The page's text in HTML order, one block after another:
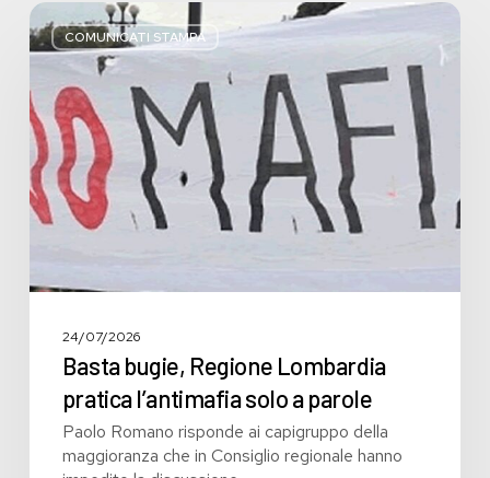
COMUNICATI STAMPA
Basta
bugie,
Regione
Lombardia
pratica
l’antimafia
solo
a
parole
24/07/2026
Basta bugie, Regione Lombardia
pratica l’antimafia solo a parole
Paolo Romano risponde ai capigruppo della
maggioranza che in Consiglio regionale hanno